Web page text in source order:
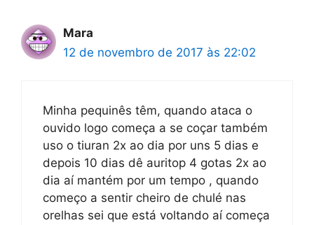
Mara
12 de novembro de 2017 às 22:02
Minha pequinês têm, quando ataca o
ouvido logo começa a se coçar também
uso o tiuran 2x ao dia por uns 5 dias e
depois 10 dias dê auritop 4 gotas 2x ao
dia aí mantém por um tempo , quando
começo a sentir cheiro de chulé nas
orelhas sei que está voltando aí começa